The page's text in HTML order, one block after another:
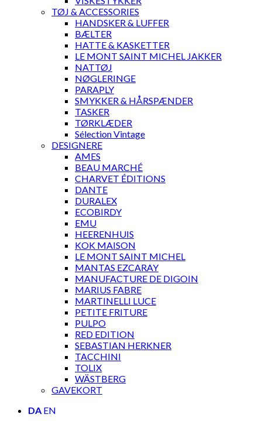
TØJ & ACCESSORIES
HANDSKER & LUFFER
BÆLTER
HATTE & KASKETTER
LE MONT SAINT MICHEL JAKKER
NATTØJ
NØGLERINGE
PARAPLY
SMYKKER & HÅRSPÆNDER
TASKER
TØRKLÆDER
Sélection Vintage
DESIGNERE
AMES
BEAU MARCHÉ
CHARVET ÉDITIONS
DANTE
DURALEX
ECOBIRDY
EMU
HEERENHUIS
KOK MAISON
LE MONT SAINT MICHEL
MANTAS EZCARAY
MANUFACTURE DE DIGOIN
MARIUS FABRE
MARTINELLI LUCE
PETITE FRITURE
PULPO
RED EDITION
SEBASTIAN HERKNER
TACCHINI
TOLIX
WÄSTBERG
GAVEKORT
DA EN